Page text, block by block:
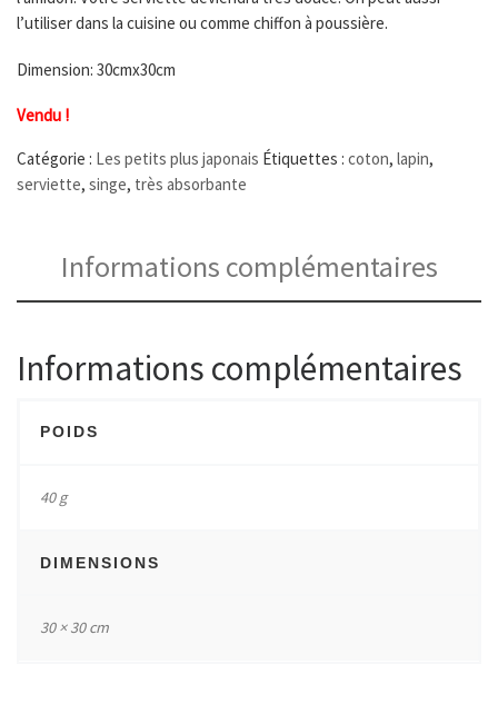
l’utiliser dans la cuisine ou comme chiffon à poussière.
Dimension: 30cmx30cm
Vendu !
Catégorie : Les petits plus japonais Étiquettes : coton, lapin,
serviette, singe, très absorbante
Informations complémentaires
Informations complémentaires
POIDS
40 g
DIMENSIONS
30 × 30 cm